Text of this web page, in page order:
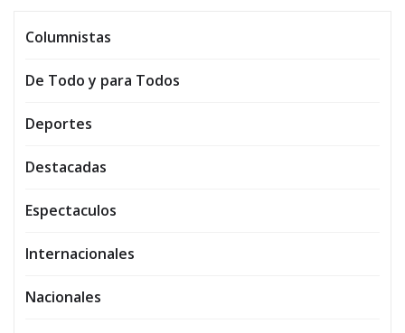
Columnistas
De Todo y para Todos
Deportes
Destacadas
Espectaculos
Internacionales
Nacionales